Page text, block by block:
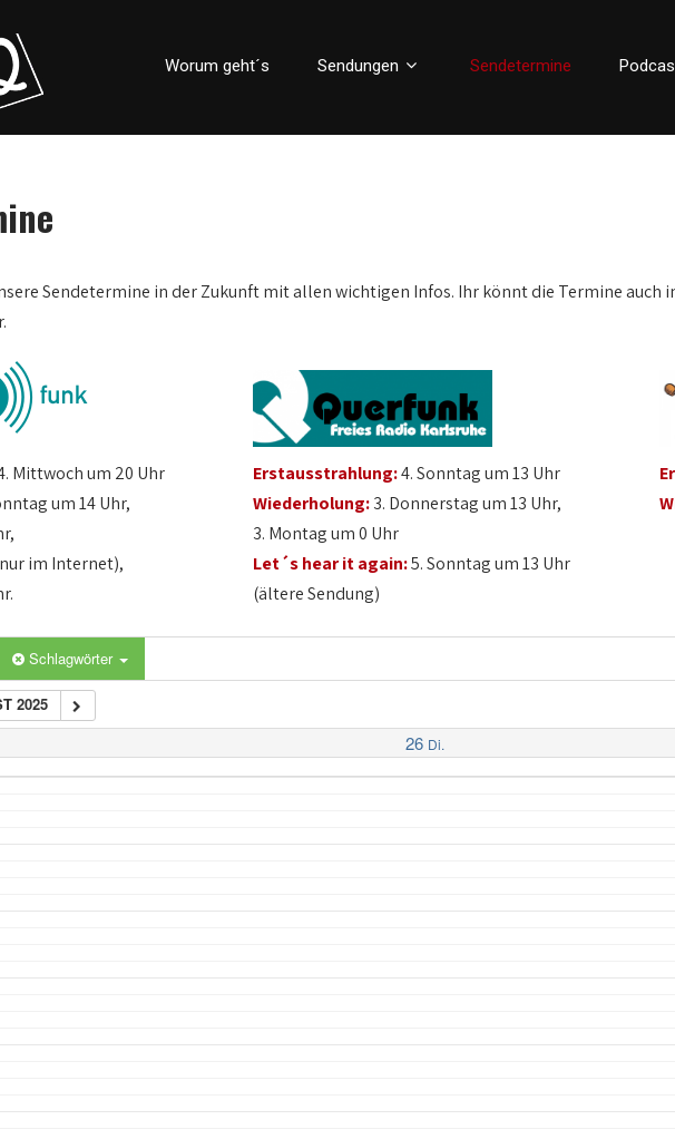
Worum geht´s Sendungen Sendetermine
Sendetermine in der Zukunft mit allen wichtigen Infos. Ihr könnt die Termine auch
Mittwoch um 20 Uhr
um 14 Uhr,
im Internet),
Erstausstrahlung:4. Sonntag um 13 Uhr
Wiederholung:3. Donnerstag um 13 Uhr,
3. Montag um 0 Uhr
Let´s hear it again:5. Sonntag um 13 Uhr
(ältere Sendung)
Schlagwörter
2025
26 Di.